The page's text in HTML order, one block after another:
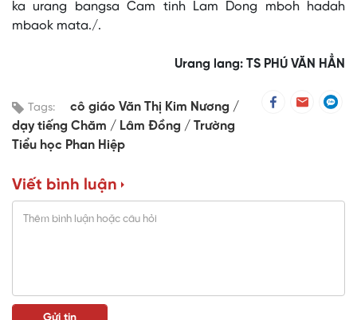
ka urang bangsa Cam tinh Lam Dong mboh hadah
mbaok mata./.
Urang lang: TS PHÚ VĂN HẲN
Tags:
cô giáo Văn Thị Kim Nương
dạy tiếng Chăm
Lâm Đồng
Trường
Tiểu học Phan Hiệp
Viết bình luận